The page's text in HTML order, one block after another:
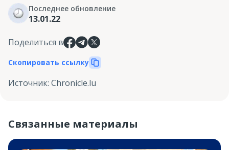
Последнее обновление
13.01.22
Поделиться в
Скопировать ссылку
Источник: Chronicle.lu
Связанные материалы